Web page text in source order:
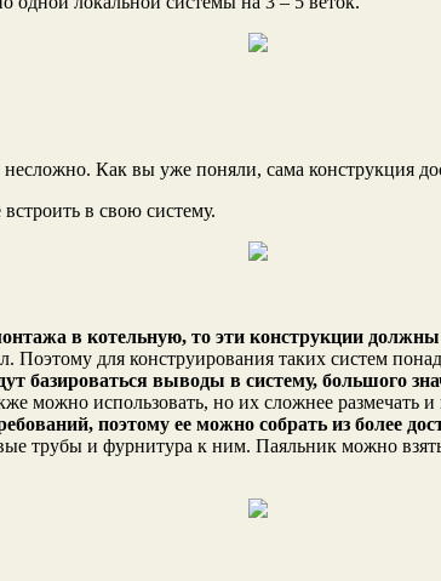
Как вы уже поняли, сама конструкция
в свою систему.
в котельную, то эти конструкции
для конструирования таких систем
базироваться выводы в систему, большого
можно использовать, но их сложнее размечать и
поэтому ее можно собрать из более
трубы и фурнитура к ним. Паяльник можно